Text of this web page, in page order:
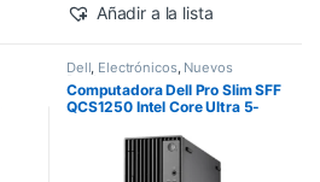
Añadir a la lista
Dell Electrónicos, Nuevos
Productos
Computadora Dell Pro Slim SFF
QCS1250 Intel Core Ultra 5-
Windows 11 Pro